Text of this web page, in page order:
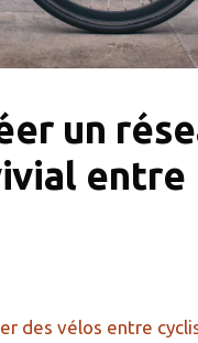
un
entre
des vélos entre